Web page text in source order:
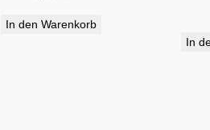
In den Warenkorb
In